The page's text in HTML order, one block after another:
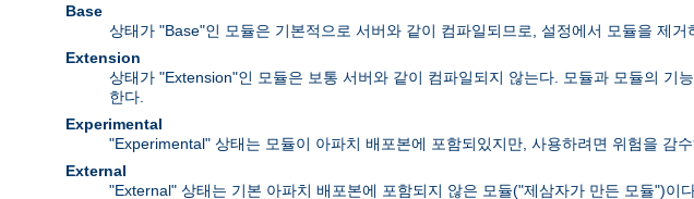
Base
상태가 "Base"인 모듈은 기본적으로 서버와 같이 컴파일되므로, 설정에서 모듈을 제거
Extension
상태가 "Extension"인 모듈은 보통 서버와 같이 컴파일되지 않는다. 모듈과 모듈의 기
한다.
Experimental
"Experimental" 상태는 모듈이 아파치 배포본에 포함되있지만, 사용하려면 위험을 감
External
"External" 상태는 기본 아파치 배포본에 포함되지 않은 모듈("제삼자가 만든 모듈")이